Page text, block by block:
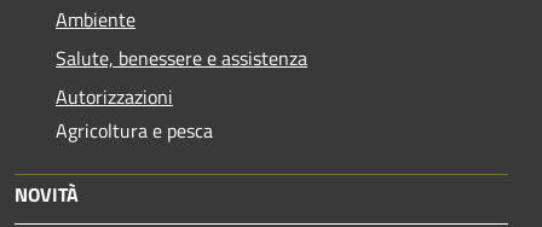
Ambiente
Salute, benessere e assistenza
Autorizzazioni
Agricoltura e pesca
NOVITÀ